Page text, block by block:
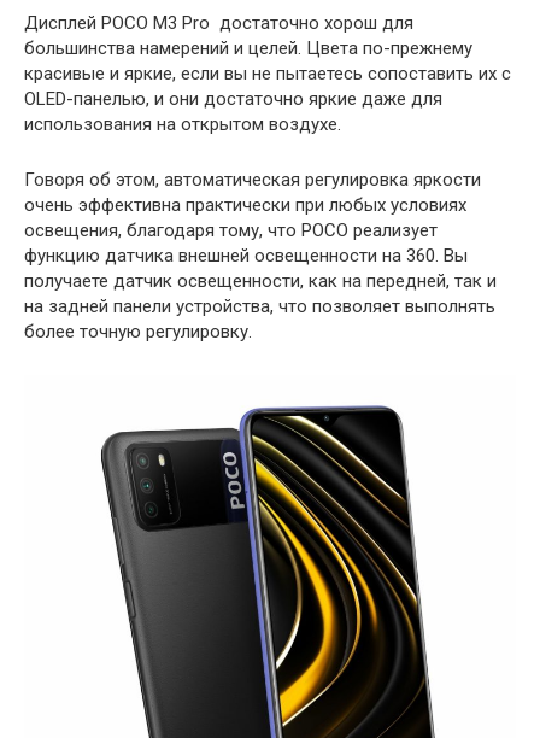
Дисплей POCO M3 Pro достаточно хорош для
большинства намерений и целей. Цвета по-прежнему
красивые и яркие, если вы не пытаетесь сопоставить их с
OLED-панелью, и они достаточно яркие даже для
использования на открытом воздухе.
Говоря об этом, автоматическая регулировка яркости
очень эффективна практически при любых условиях
освещения, благодаря тому, что POCO реализует
функцию датчика внешней освещенности на 360. Вы
получаете датчик освещенности, как на передней, так и
на задней панели устройства, что позволяет выполнять
более точную регулировку.